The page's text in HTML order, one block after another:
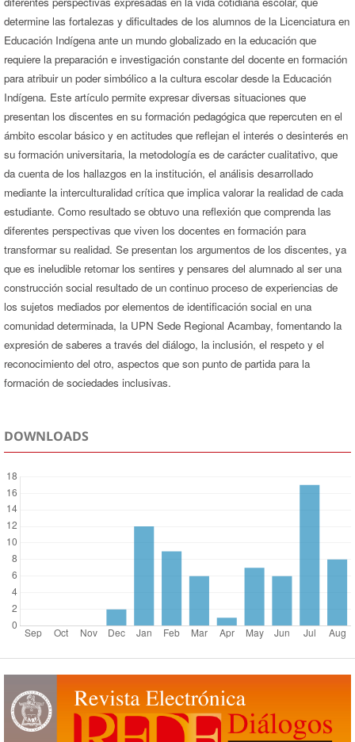
determine las fortalezas y dificultades de los alumnos de la Licenciatura en
Educación Indígena ante un mundo globalizado en la educación que
requiere la preparación e investigación constante del docente en formación
para atribuir un poder simbólico a la cultura escolar desde la Educación
Indígena. Este artículo permite expresar diversas situaciones que
presentan los discentes en su formación pedagógica que repercuten en el
ámbito escolar básico y en actitudes que reflejan el interés o desinterés en
su formación universitaria, la metodología es de carácter cualitativo, que
da cuenta de los hallazgos en la institución, el análisis desarrollado
mediante la interculturalidad crítica que implica valorar la realidad de cada
estudiante. Como resultado se obtuvo una reflexión que comprenda las
diferentes perspectivas que viven los docentes en formación para
transformar su realidad. Se presentan los argumentos de los discentes, ya
que es ineludible retomar los sentires y pensares del alumnado al ser una
construcción social resultado de un continuo proceso de experiencias de
los sujetos mediados por elementos de identificación social en una
comunidad determinada, la UPN Sede Regional Acambay, fomentando la
expresión de saberes a través del diálogo, la inclusión, el respeto y el
reconocimiento del otro, aspectos que son punto de partida para la
formación de sociedades inclusivas.
DOWNLOADS